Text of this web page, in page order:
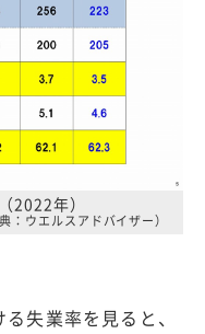
2022年）
典：ウエルスアドバイザー）
失業率を見ると、